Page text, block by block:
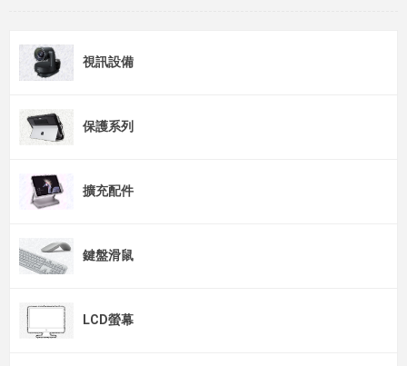
視訊設備
保護系列
擴充配件
鍵盤滑鼠
LCD螢幕